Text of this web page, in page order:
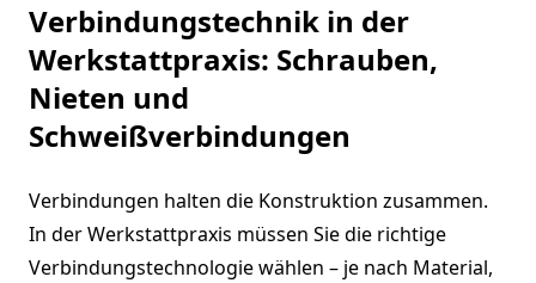
Verbindungstechnik in der
Werkstattpraxis: Schrauben,
Nieten und
Schweißverbindungen
Verbindungen halten die Konstruktion zusammen.
In der Werkstattpraxis müssen Sie die richtige
Verbindungstechnologie wählen – je nach Material,